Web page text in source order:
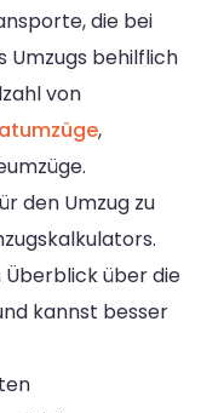
die bei
Umzugs behilflich
von
,
den Umzug zu
über die
kannst besser